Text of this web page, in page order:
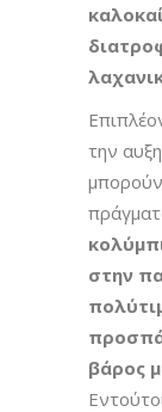
την
στην
βάρος